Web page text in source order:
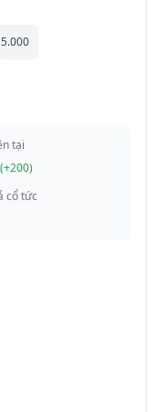
5.000
tại
(+200)
cổ tức